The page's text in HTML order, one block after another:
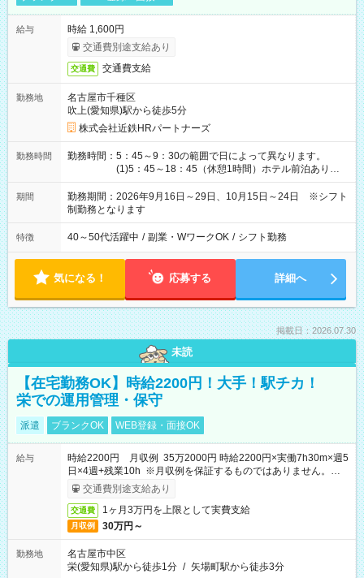
給与
時給 1,600円
交通費別途支給あり
交通費 交通費支給
勤務地
名古屋市千種区
吹上(愛知県)駅から徒歩5分
株式会社近鉄HRパートナーズ
勤務時間
勤務時間：5：45～9：30の範囲で日によって異なります。
(1)5：45～18：45（休憩1時間）ホテル前泊あり！
(2)6：00～19：00（休憩1時間）ホテル前泊あり！
(3)6：45～19：45（休憩1時間） (4)7：
30～20：30（休憩1時間） (5)8：30～18：00（休憩
1時間） (6)9：30～21：30（休憩1時間）
期間
勤務期間：2026年9月16日～29日、10月15日～24日 ※シフト
制勤務となります
特徴 40～50代活躍中 / 副業・WワークOK / シフト勤務
気になる！ 応募する 詳細へ
掲載日：2026.07.30
未読
【在宅勤務OK】時給2200円！大手！駅チカ！
栄での運用管理・保守
派遣 ブランクOK WEB登録・面接OK
給与
時給2200円 月収例 35万2000円 時給2200円×実働7h30m×週5
日×4週+残業10h ※月収例を保証するものではありません。※給
与即受取りサービス利用可（利用条件有）
交通費別途支給あり
交通費 1ヶ月3万円を上限として実費支給
月収例 30万円～
勤務地
名古屋市中区
栄(愛知県)駅から徒歩1分 / 矢場町駅から徒歩3分